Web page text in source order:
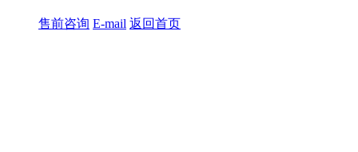
售前咨询 E-mail 返回首页